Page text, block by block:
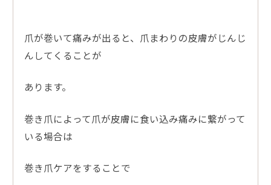
爪が巻いて痛みが出ると、爪まわりの皮膚がじんじ
んしてくることが
あります。
巻き爪によって爪が皮膚に食い込み痛みに繋がって
いる場合は
巻き爪ケアをすることで